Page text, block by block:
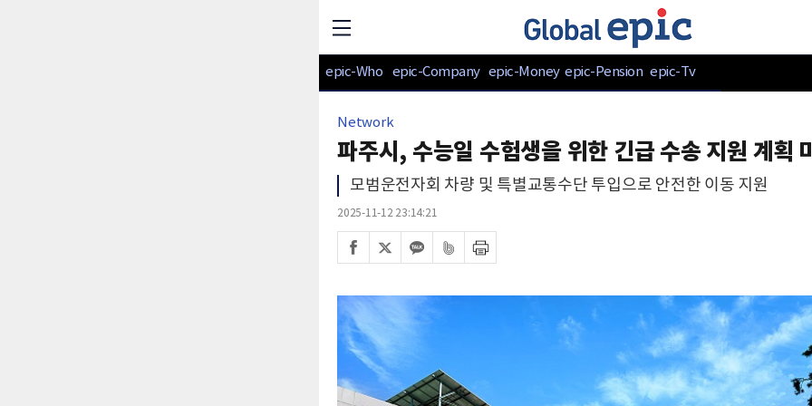
epic-Who epic-Company epic-Money epic-Pension epic-Tv
Network
파주시, 수능일 수험생을 위한 긴급 수송 지원 계획
모범운전자회 차량 및 특별교통수단 투입으로 안전한 이동 지원
2025-11-12 23:14:21